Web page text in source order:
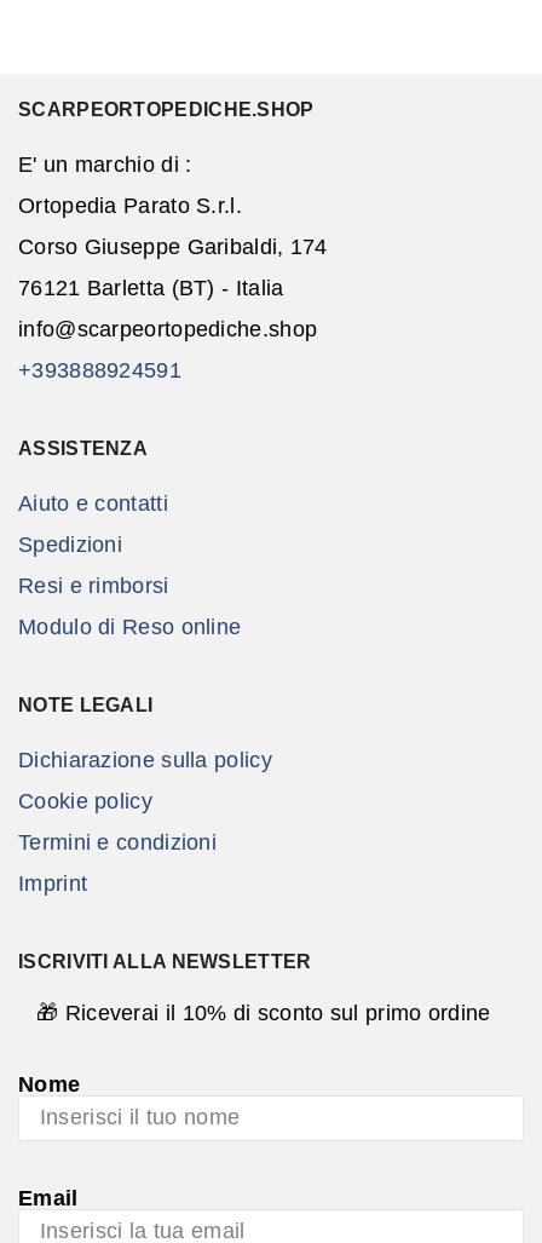
SCARPEORTOPEDICHE.SHOP
E' un marchio di :
Ortopedia Parato S.r.l.
Corso Giuseppe Garibaldi, 174
76121 Barletta (BT) - Italia
info@scarpeortopediche.shop
+393888924591
ASSISTENZA
Aiuto e contatti
Spedizioni
Resi e rimborsi
Modulo di Reso online
NOTE LEGALI
Dichiarazione sulla policy
Cookie policy
Termini e condizioni
Imprint
ISCRIVITI ALLA NEWSLETTER
🎁 Riceverai il 10% di sconto sul primo ordine
Nome
Email